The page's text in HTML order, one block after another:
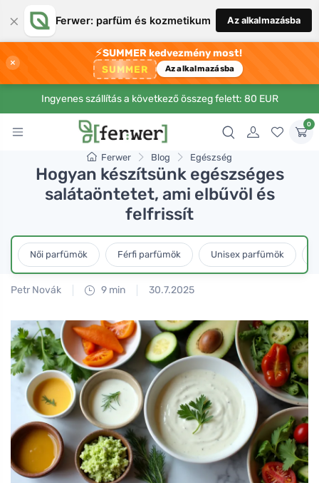
× Ferwer: parfüm és kozmetikum Az alkalmazásba
×
⚡SUMMER kedvezmény most!
SUMMER Az alkalmazásba
Ingyenes szállítás a következő összeg felett: 80 EUR
0
Ferwer Blog Egészség
Hogyan készítsünk egészséges
salátaöntetet, ami elbűvöl és
felfrissít
Női parfümök Férfi parfümök Unisex parfümök
Petr Novák 9 min 30.7.2025